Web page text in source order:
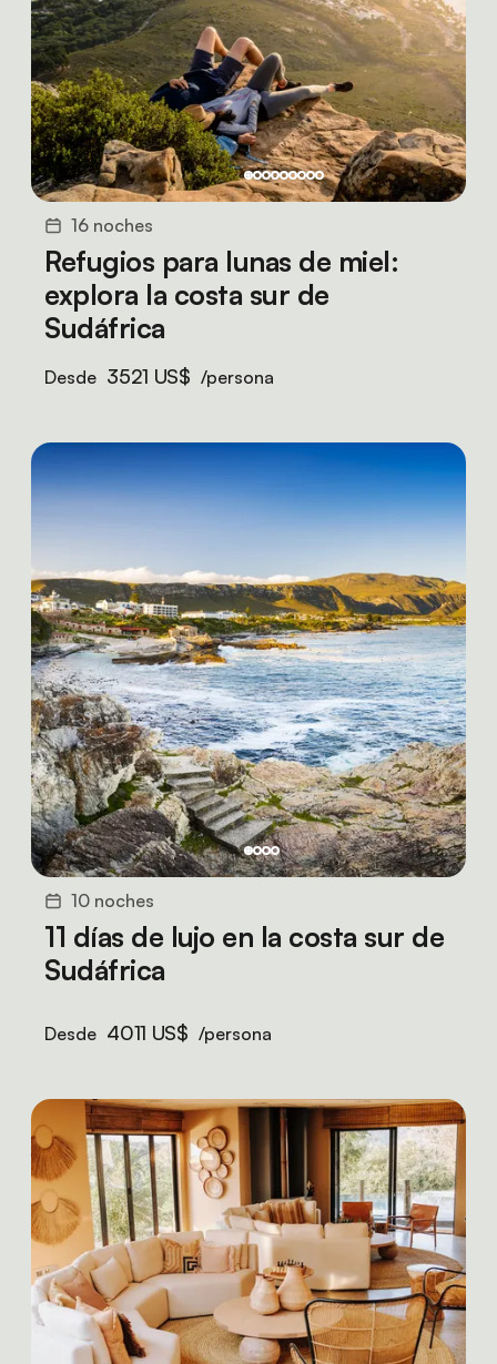
16 noches
Refugios para lunas de miel:
explora la costa sur de
Sudáfrica
Desde 3521 US$ /persona
10 noches
11 días de lujo en la costa sur de
Sudáfrica
Desde 4011 US$ /persona